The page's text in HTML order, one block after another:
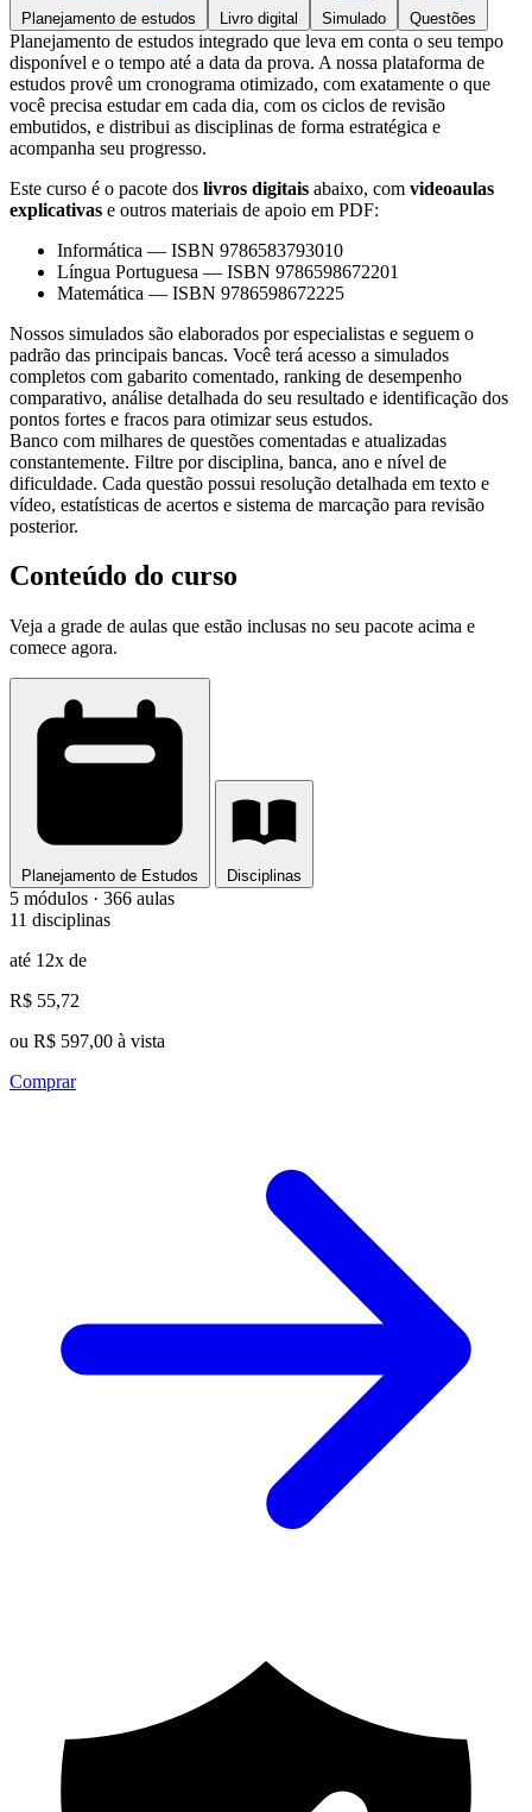
Planejamento de estudos Livro digital Simulado Questões
Planejamento de estudos integrado que leva em conta o seu tempo
disponível e o tempo até a data da prova. A nossa plataforma de
estudos provê um cronograma otimizado, com exatamente o que
você precisa estudar em cada dia, com os ciclos de revisão
embutidos, e distribui as disciplinas de forma estratégica e
acompanha seu progresso.
Este curso é o pacote dos livros digitais abaixo, com videoaulas
explicativas e outros materiais de apoio em PDF:
Informática — ISBN 9786583793010
Língua Portuguesa — ISBN 9786598672201
Matemática — ISBN 9786598672225
Nossos simulados são elaborados por especialistas e seguem o
padrão das principais bancas. Você terá acesso a simulados
completos com gabarito comentado, ranking de desempenho
comparativo, análise detalhada do seu resultado e identificação dos
pontos fortes e fracos para otimizar seus estudos.
Banco com milhares de questões comentadas e atualizadas
constantemente. Filtre por disciplina, banca, ano e nível de
dificuldade. Cada questão possui resolução detalhada em texto e
vídeo, estatísticas de acertos e sistema de marcação para revisão
posterior.
Conteúdo do curso
Veja a grade de aulas que estão inclusas no seu pacote acima e
comece agora.
Planejamento de Estudos Disciplinas
5 módulos · 366 aulas
11 disciplinas
até 12x de
R$ 55,72
ou R$ 597,00 à vista
Comprar